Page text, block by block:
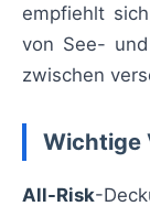
empfiehlt
von See-
zwischen
Wichtige
All-Risk-